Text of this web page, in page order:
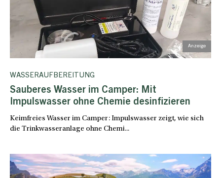
WASSERAUFBEREITUNG
Sauberes Wasser im Camper: Mit
Impulswasser ohne Chemie desinfizieren
Keimfreies Wasser im Camper: Impulswasser zeigt, wie sich
die Trinkwasseranlage ohne Chemi...